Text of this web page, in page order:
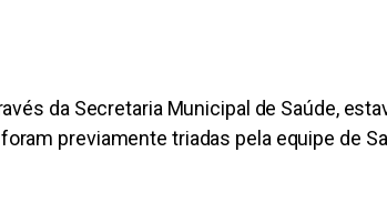
da Secretaria Municipal de Saúde,
previamente triadas pela equipe de